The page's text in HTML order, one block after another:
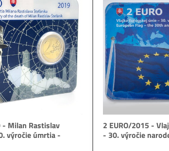
- Milan Rastislav
výročie úmrtia -
2 EURO/2015 -
- 30. výročie